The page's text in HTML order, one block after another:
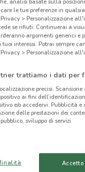
Morena 21 23 Roma
395 Roma
17 Ciampino
le tue preferenze in
> Personalizzazione
se rifiuti: Continuerai a
argomenti generici e
interessi. Potrai sempre
> Personalizzazione
trattiamo i dati per
precisi.
ai fini
e/o accedervi. Pubblicità e
delle prestazioni dei
sviluppo di servizi.
Accetto